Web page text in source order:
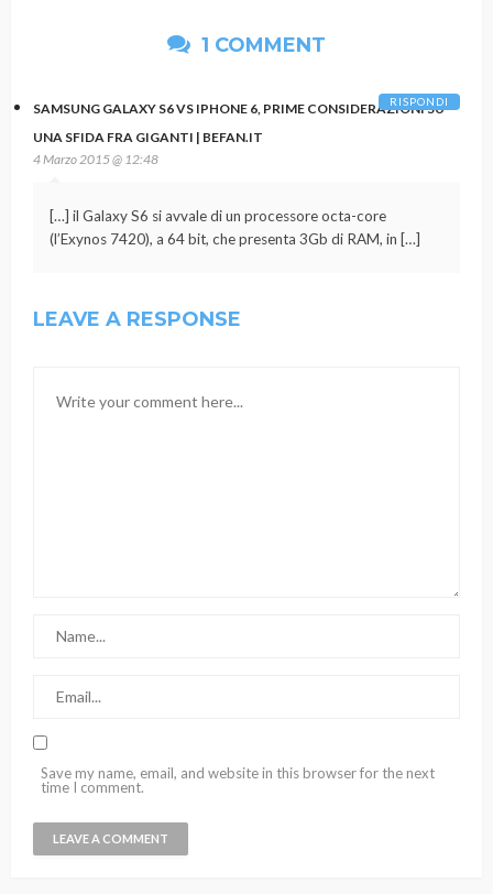
1 COMMENT
SAMSUNG GALAXY S6 VS IPHONE 6, PRIME CONSIDERAZIONI SU
UNA SFIDA FRA GIGANTI | BEFAN.IT
4 Marzo 2015 @ 12:48
[…] il Galaxy S6 si avvale di un processore octa-core
(l’Exynos 7420), a 64 bit, che presenta 3Gb di RAM, in […]
RISPONDI
LEAVE A RESPONSE
Save my name, email, and website in this browser for the next
time I comment.